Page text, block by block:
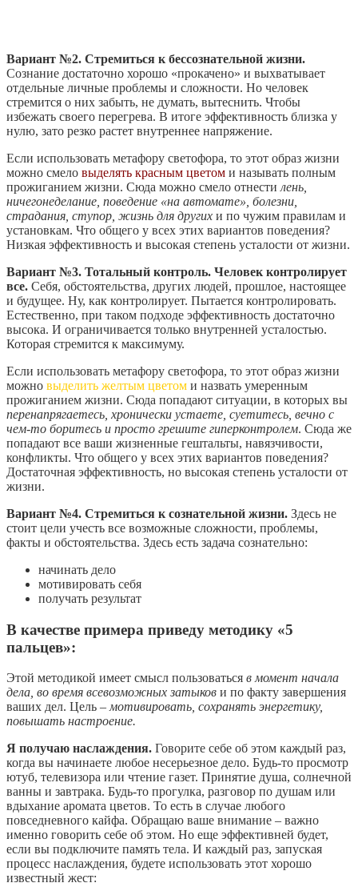
Вариант №2. Стремиться к бессознательной жизни.
Сознание достаточно хорошо «прокачено» и выхватывает
отдельные личные проблемы и сложности. Но человек
стремится о них забыть, не думать, вытеснить. Чтобы
избежать своего перегрева. В итоге эффективность близка у
нулю, зато резко растет внутреннее напряжение.
Если использовать метафору светофора, то этот образ жизни
можно смело выделять красным цветом и называть полным
прожиганием жизни. Сюда можно смело отнести лень,
ничегонеделание, поведение «на автомате», болезни,
страдания, ступор, жизнь для других и по чужим правилам и
установкам. Что общего у всех этих вариантов поведения?
Низкая эффективность и высокая степень усталости от жизни.
Вариант №3. Тотальный контроль. Человек контролирует
все. Себя, обстоятельства, других людей, прошлое, настоящее
и будущее. Ну, как контролирует. Пытается контролировать.
Естественно, при таком подходе эффективность достаточно
высока. И ограничивается только внутренней усталостью.
Которая стремится к максимуму.
Если использовать метафору светофора, то этот образ жизни
можно выделить желтым цветом и назвать умеренным
прожиганием жизни. Сюда попадают ситуации, в которых вы
перенапрягаетесь, хронически устаете, суетитесь, вечно с
чем-то боритесь и просто грешите гиперконтролем. Сюда же
попадают все ваши жизненные гештальты, навязчивости,
конфликты. Что общего у всех этих вариантов поведения?
Достаточная эффективность, но высокая степень усталости от
жизни.
Вариант №4. Стремиться к сознательной жизни. Здесь не
стоит цели учесть все возможные сложности, проблемы,
факты и обстоятельства. Здесь есть задача сознательно:
начинать дело
мотивировать себя
получать результат
В качестве примера приведу методику «5
пальцев»:
Этой методикой имеет смысл пользоваться в момент начала
дела, во время всевозможных затыков и по факту завершения
ваших дел. Цель – мотивировать, сохранять энергетику,
повышать настроение.
Я получаю наслаждения. Говорите себе об этом каждый раз,
когда вы начинаете любое несерьезное дело. Будь-то просмотр
ютуб, телевизора или чтение газет. Принятие душа, солнечной
ванны и завтрака. Будь-то прогулка, разговор по душам или
вдыхание аромата цветов. То есть в случае любого
повседневного кайфа. Обращаю ваше внимание – важно
именно говорить себе об этом. Но еще эффективней будет,
если вы подключите память тела. И каждый раз, запуская
процесс наслаждения, будете использовать этот хорошо
известный жест: